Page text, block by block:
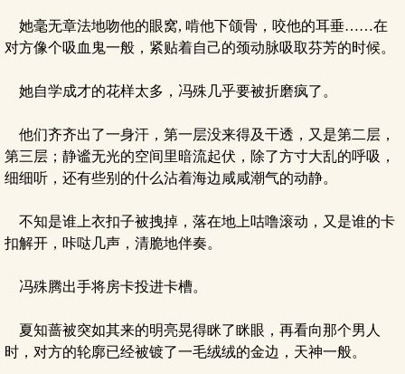
她毫无章法地吻他的眼窝, 啃他下颌骨，咬他的耳垂……在
对方像个吸血鬼一般，紧贴着自己的颈动脉吸取芬芳的时候。
她自学成才的花样太多，冯殊几乎要被折磨疯了。
他们齐齐出了一身汗，第一层没来得及干透，又是第二层，
第三层；静谧无光的空间里暗流起伏，除了方寸大乱的呼吸，
细细听，还有些别的什么沾着海边咸咸潮气的动静。
不知是谁上衣扣子被拽掉，落在地上咕噜滚动，又是谁的卡
扣解开，咔哒几声，清脆地伴奏。
冯殊腾出手将房卡投进卡槽。
夏知蔷被突如其来的明亮晃得眯了眯眼，再看向那个男人
时，对方的轮廓已经被镀了一毛绒绒的金边，天神一般。